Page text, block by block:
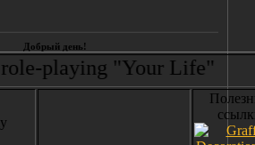
Добрый день!
playing "Your Life"